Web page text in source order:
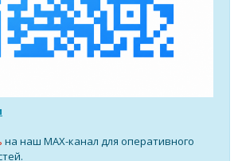
на наш MAX-канал для оперативного